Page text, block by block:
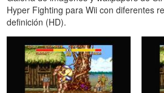
Hyper Fighting para Wii con diferentes
definición (HD).